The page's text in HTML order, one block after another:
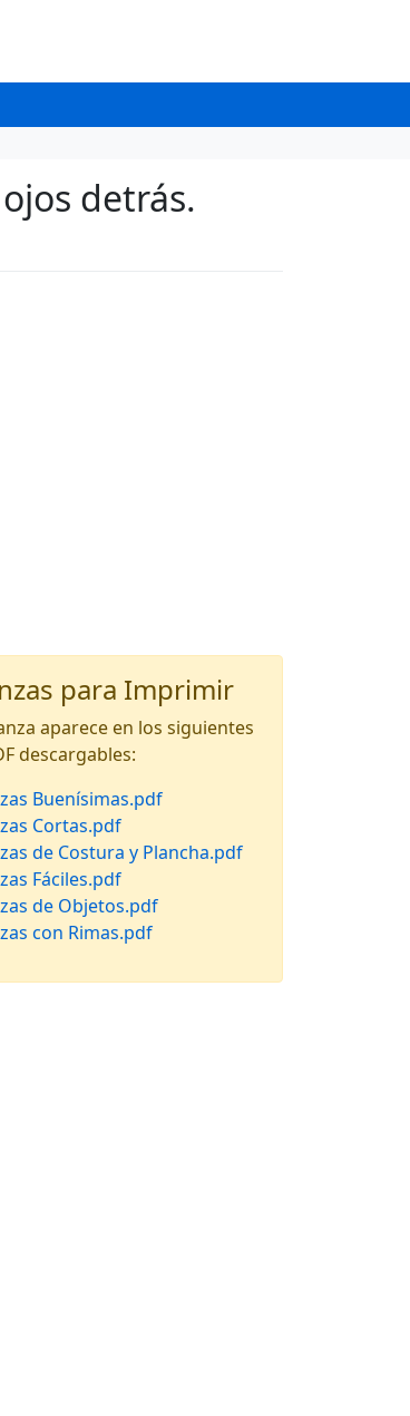
detrás.
para Imprimir
aparece en los siguientes
descargables:
Buenísimas.pdf
Cortas.pdf
de Costura y Plancha.pdf
Fáciles.pdf
de Objetos.pdf
con Rimas.pdf